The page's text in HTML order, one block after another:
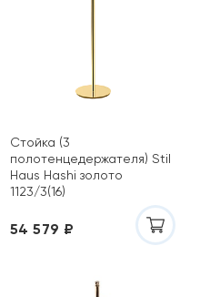
Стойка (3
полотенцедержателя) Stil
Haus Hashi золото
1123/3(16)
54 579 ₽